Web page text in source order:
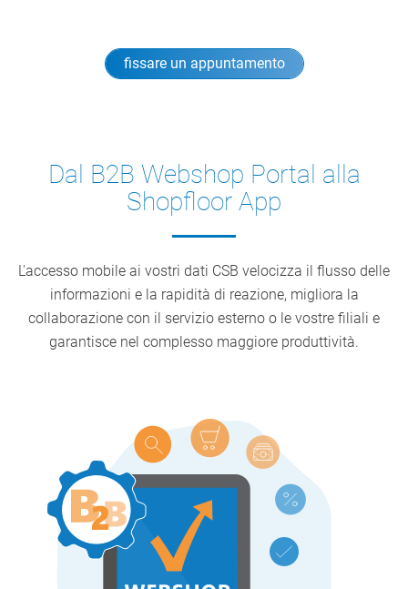
fissare un appuntamento
Dal B2B Webshop Portal alla
Shopfloor App
L'accesso mobile ai vostri dati CSB velocizza il flusso delle
informazioni e la rapidità di reazione, migliora la
collaborazione con il servizio esterno o le vostre filiali e
garantisce nel complesso maggiore produttività.